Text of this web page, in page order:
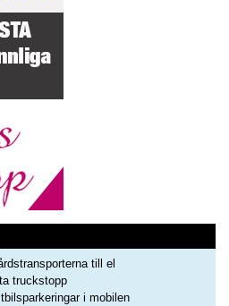
till el
truckstopp
i mobilen